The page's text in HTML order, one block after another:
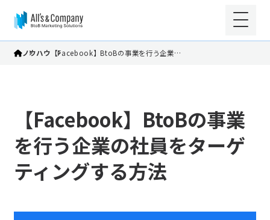
ノウハウ 【Facebook】BtoBの事業を行う企業…
【Facebook】BtoBの事業
を行う企業の社員をターゲ
ティングする方法